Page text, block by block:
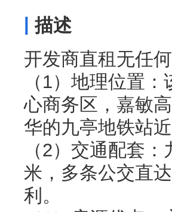
描述
开发商直租无任
（1）地理位置
心商务区，嘉敏
华的九亭地铁站
（2）交通配套
米，多条公交直
利。